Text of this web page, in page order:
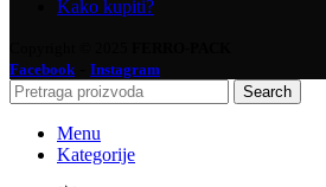
Kako kupiti?
Facebook
Instagram
Search
Menu
Kategorije